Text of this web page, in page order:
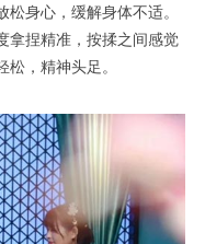
身心，缓解身体不适。
拿捏精准，按揉之间感觉
，精神头足。